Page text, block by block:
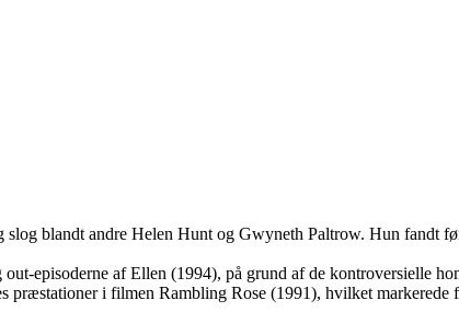
blandt andre Helen Hunt og Gwyneth Paltrow. Hun fandt
episoderne af Ellen (1994), på grund af de kontroversielle
præstationer i filmen Rambling Rose (1991), hvilket